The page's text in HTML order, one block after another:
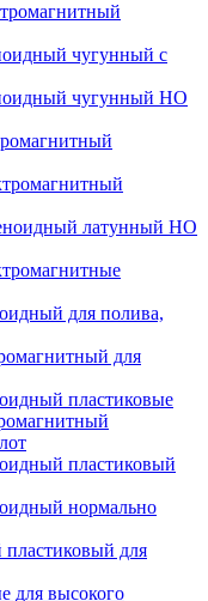
чугунный с
чугунный НО
латунный НО
для полива,
для
пластиковые
пластиковый
нормально
для
для высокого